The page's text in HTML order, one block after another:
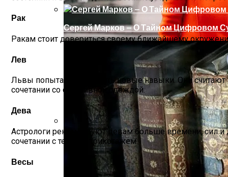
Ваша Любовь К Оранжевому: Глоток
Сергей Марков — О Тайном Цифровом
Рак
Ракам стоит довериться своему ближайшему
Лев
Львы попытаются освоить новые навыки. Они
сочетании со спортивной одеждой.
Дева
Астрологи рекомендуют девам больше времени, сил и
сочетании с теплым трикотажем.
Весы